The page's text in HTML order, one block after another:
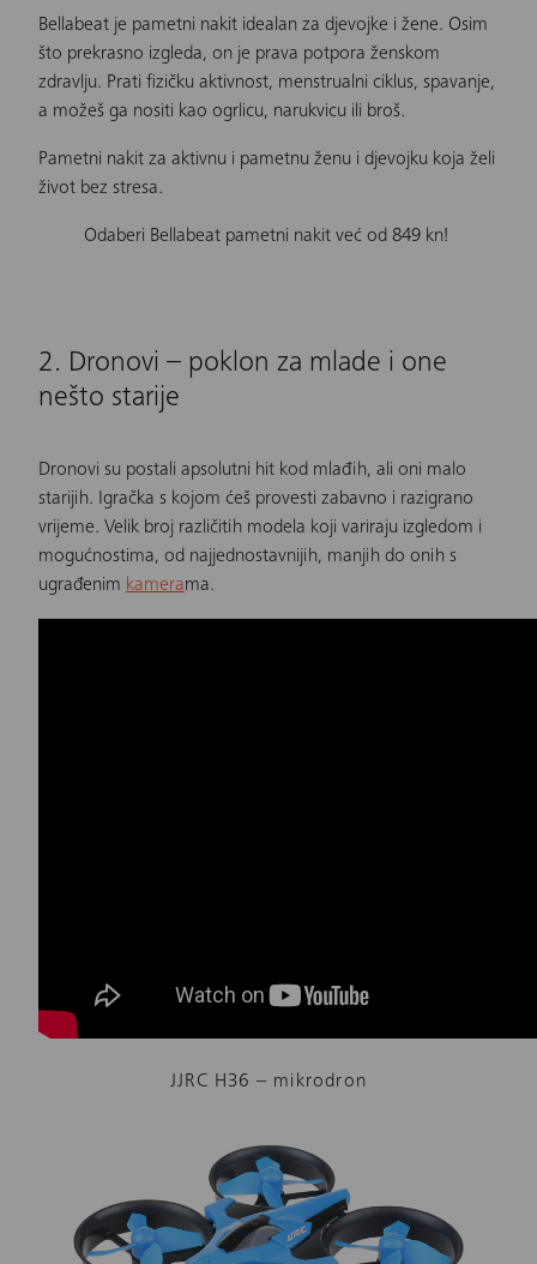
Bellabeat je pametni nakit idealan za djevojke i žene. Osim
što prekrasno izgleda, on je prava potpora ženskom
zdravlju. Prati fizičku aktivnost, menstrualni ciklus, spavanje,
a možeš ga nositi kao ogrlicu, narukvicu ili broš.
Pametni nakit za aktivnu i pametnu ženu i djevojku koja želi
život bez stresa.
Odaberi Bellabeat pametni nakit već od 849 kn!
2. Dronovi – poklon za mlade i one
nešto starije
Dronovi su postali apsolutni hit kod mlađih, ali oni malo
starijih. Igračka s kojom ćeš provesti zabavno i razigrano
vrijeme. Velik broj različitih modela koji variraju izgledom i
mogućnostima, od najjednostavnijih, manjih do onih s
ugrađenim kamerama.
JJRC H36 – mikrodron